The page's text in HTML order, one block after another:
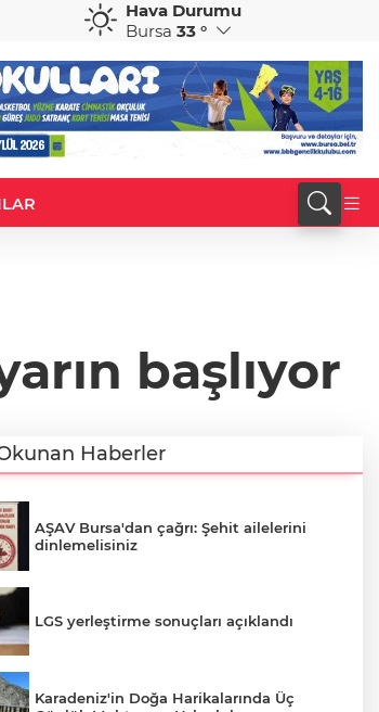
%0,23
CHF
58,9989
Hava Durumu
Bursa 33 °
başlıyor
Haberler
AŞAV Bursa'dan çağrı: Şehit ailelerini
dinlemelisiniz
LGS yerleştirme sonuçları açıklandı
Karadeniz'in Doğa Harikalarında Üç